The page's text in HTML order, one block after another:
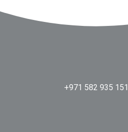
+971 582 935 151